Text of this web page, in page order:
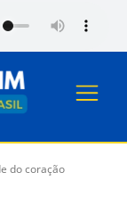
do coração